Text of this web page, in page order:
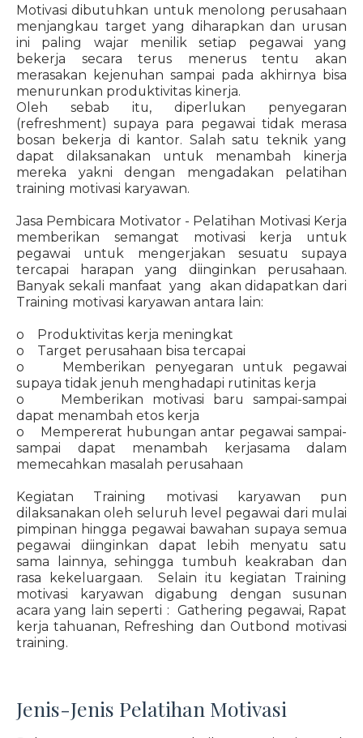
Motivasi dibutuhkan untuk menolong perusahaan
menjangkau target yang diharapkan dan urusan
ini paling wajar menilik setiap pegawai yang
bekerja secara terus menerus tentu akan
merasakan kejenuhan sampai pada akhirnya bisa
menurunkan produktivitas kinerja.
Oleh sebab itu, diperlukan penyegaran
(refreshment) supaya para pegawai tidak merasa
bosan bekerja di kantor. Salah satu teknik yang
dapat dilaksanakan untuk menambah kinerja
mereka yakni dengan mengadakan pelatihan
training motivasi karyawan.
Jasa Pembicara Motivator - Pelatihan Motivasi Kerja
memberikan semangat motivasi kerja untuk
pegawai untuk mengerjakan sesuatu supaya
tercapai harapan yang diinginkan perusahaan.
Banyak sekali manfaat yang akan didapatkan dari
Training motivasi karyawan antara lain:
o Produktivitas kerja meningkat
o Target perusahaan bisa tercapai
o Memberikan penyegaran untuk pegawai
supaya tidak jenuh menghadapi rutinitas kerja
o Memberikan motivasi baru sampai-sampai
dapat menambah etos kerja
o Mempererat hubungan antar pegawai sampai-
sampai dapat menambah kerjasama dalam
memecahkan masalah perusahaan
Kegiatan Training motivasi karyawan pun
dilaksanakan oleh seluruh level pegawai dari mulai
pimpinan hingga pegawai bawahan supaya semua
pegawai diinginkan dapat lebih menyatu satu
sama lainnya, sehingga tumbuh keakraban dan
rasa kekeluargaan. Selain itu kegiatan Training
motivasi karyawan digabung dengan susunan
acara yang lain seperti : Gathering pegawai, Rapat
kerja tahuanan, Refreshing dan Outbond motivasi
training.
Jenis-Jenis Pelatihan Motivasi